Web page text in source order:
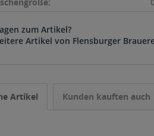
zum Artikel?
Artikel von Flensburger
Artikel Kunden kauften auch